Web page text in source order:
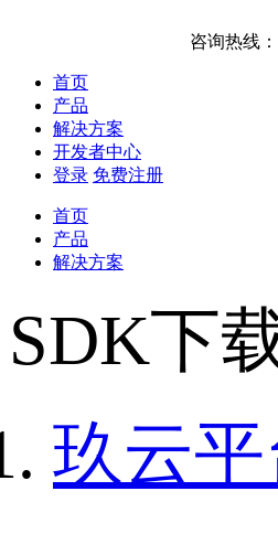
咨询热线
首页
产品
解决方案
开发者中心
登录 免费注册
首页
产品
解决方案
SDK下
玖云